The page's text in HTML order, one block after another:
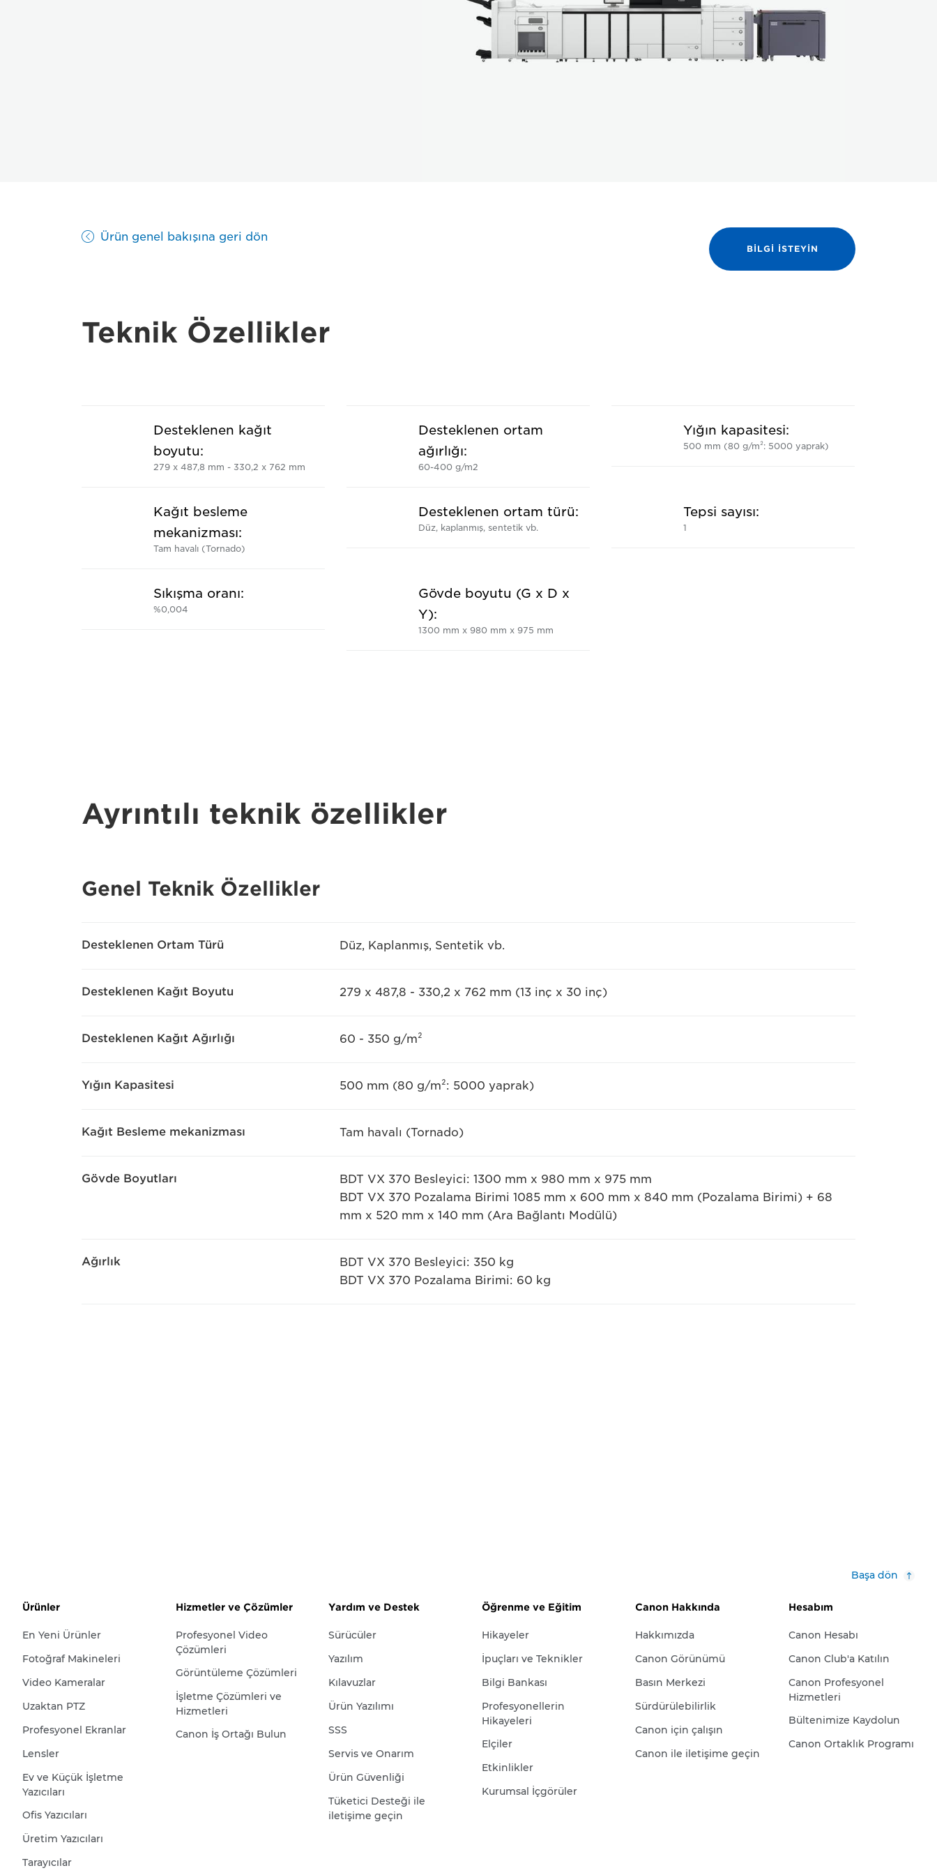
Ürün genel bakışına geri dön
BILGI ISTEYIN
Teknik Özellikler
Desteklenen kağıt
boyutu:
279 x 487,8 mm - 330,2 x 762 mm
Desteklenen ortam
ağırlığı:
60-400 g/m2
Yığın kapasitesi:
500 mm (80 g/m²: 5000 yaprak)
Kağıt besleme
mekanizması:
Tam havalı (Tornado)
Desteklenen ortam türü:
Düz, kaplanmış, sentetik vb.
Tepsi sayısı:
1
Sıkışma oranı:
%0,004
Gövde boyutu (G x D x
Y):
1300 mm x 980 mm x 975 mm
Ayrıntılı teknik özellikler
Genel Teknik Özellikler
Desteklenen Ortam Türü Düz, Kaplanmış, Sentetik vb.
Desteklenen Kağıt Boyutu 279 x 487,8 - 330,2 x 762 mm (13 inç x 30 inç)
Desteklenen Kağıt Ağırlığı 60 - 350 g/m²
Yığın Kapasitesi 500 mm (80 g/m²: 5000 yaprak)
Kağıt Besleme mekanizması Tam havalı (Tornado)
Gövde Boyutları
BDT VX 370 Besleyici: 1300 mm x 980 mm x 975 mm
BDT VX 370 Pozalama Birimi 1085 mm x 600 mm x 840 mm (Pozalama Birimi) + 68
mm x 520 mm x 140 mm (Ara Bağlantı Modülü)
Ağırlık
BDT VX 370 Besleyici: 350 kg
BDT VX 370 Pozalama Birimi: 60 kg
Başa dön
Ürünler
En Yeni Ürünler
Fotoğraf Makineleri
Video Kameralar
Uzaktan PTZ
Profesyonel Ekranlar
Lensler
Ev ve Küçük İşletme
Yazıcıları
Ofis Yazıcıları
Üretim Yazıcıları
Tarayıcılar
Hizmetler ve Çözümler
Profesyonel Video
Çözümleri
Görüntüleme Çözümleri
İşletme Çözümleri ve
Hizmetleri
Canon İş Ortağı Bulun
Yardım ve Destek
Sürücüler
Yazılım
Kılavuzlar
Ürün Yazılımı
SSS
Servis ve Onarım
Ürün Güvenliği
Tüketici Desteği ile
iletişime geçin
Öğrenme ve Eğitim
Hikayeler
İpuçları ve Teknikler
Bilgi Bankası
Profesyonellerin
Hikayeleri
Elçiler
Etkinlikler
Kurumsal İçgörüler
Canon Hakkında
Hakkımızda
Canon Görünümü
Basın Merkezi
Sürdürülebilirlik
Canon için çalışın
Canon ile iletişime geçin
Hesabım
Canon Hesabı
Canon Club'a Katılın
Canon Profesyonel
Hizmetleri
Bültenimize Kaydolun
Canon Ortaklık Programı